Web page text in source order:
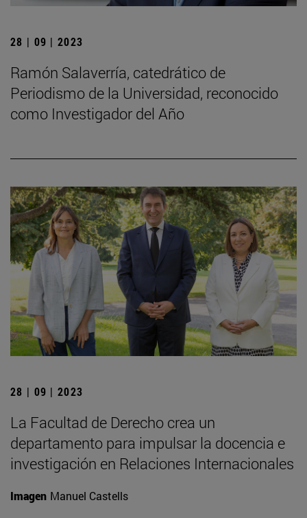
28 | 09 | 2023
Ramón Salaverría, catedrático de
Periodismo de la Universidad, reconocido
como Investigador del Año
28 | 09 | 2023
La Facultad de Derecho crea un
departamento para impulsar la docencia e
investigación en Relaciones Internacionales
Imagen Manuel Castells